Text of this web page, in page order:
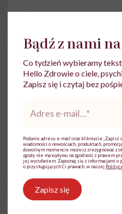
Z
Zobacz profil
Udostępnij
Bądź z nami
Co tydzień wybieramy
Hello Zdrowie o ciele,
Zapisz się i czytaj bez
*
Podanie adresu e-mail oraz kliknięcie „Zapisz
wiadomości o nowościach, produktach,
dowolnym momencie możesz zrezygnować z
zgody nie ma wpływu na zgodność z prawem
jej wycofaniem. Zapoznaj się z informacjami o
o przysługujących Ci prawach, w naszej
Zapisz się